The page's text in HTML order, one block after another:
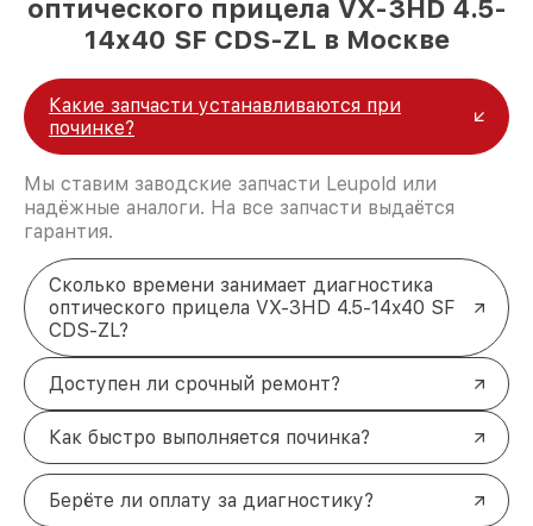
оптического прицела VX-3HD 4.5-
14x40 SF CDS-ZL в Москве
Какие запчасти устанавливаются при
починке?
Мы ставим заводские запчасти Leupold или
надёжные аналоги. На все запчасти выдаётся
гарантия.
Сколько времени занимает диагностика
оптического прицела VX-3HD 4.5-14x40 SF
CDS-ZL?
Доступен ли срочный ремонт?
Как быстро выполняется починка?
Берёте ли оплату за диагностику?